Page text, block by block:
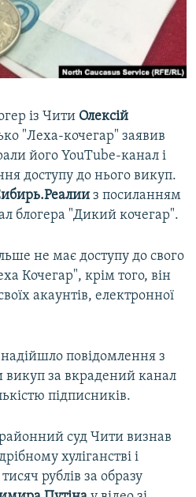
із Чити Олексій
"Леха-кочегар" заявив
його YouTube-канал і
доступу до нього викуп.
з посиланням
блогера "Дикий кочегар".
не має доступу до свого
Кочегар", крім того, він
акаунтів, електронної
повідомлення з
викуп за вкрадений канал
підписників.
суд Чити визнав
хуліганстві і
рублів за образу